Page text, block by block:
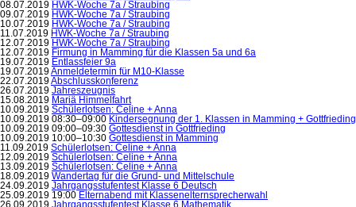
08.07.2019 HWK-Woche 7a / Straubing
09.07.2019 HWK-Woche 7a / Straubing
10.07.2019 HWK-Woche 7a / Straubing
11.07.2019 HWK-Woche 7a / Straubing
12.07.2019 HWK-Woche 7a / Straubing
12.07.2019 Firmung in Mamming für die Klassen 5a und 6a
19.07.2019 Entlassfeier 9a
19.07.2019Anmeldetermin für M10-Klasse
22.07.2019Abschlusskonferenz
26.07.2019 Jahreszeugnis
15.08.2019 Mariä Himmelfahrt
10.09.2019 Schülerlotsen: Celine + Anna
10.09.2019 08:30–09:00 Kindersegnung der 1. Klassen in Mamming + Gottfrieding
10.09.2019 09:00–09:30 Gottesdienst in Gottfrieding
10.09.2019 10:00–10:30 Gottesdienst in Mamming
11.09.2019 Schülerlotsen: Celine + Anna
12.09.2019 Schülerlotsen: Celine + Anna
13.09.2019 Schülerlotsen: Celine + Anna
18.09.2019 Wandertag für die Grund- und Mittelschule
24.09.2019 Jahrgangsstufentest Klasse 6 Deutsch
25.09.2019 19:00 Elternabend mit Klassenelternsprecherwahl
26.09.2019 Jahrgangsstufentest Klasse 6 Mathematik